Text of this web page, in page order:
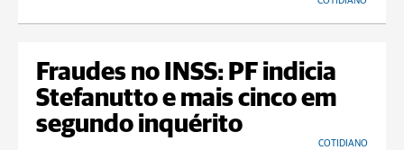
Fraudes no INSS: PF indicia
Stefanutto e mais cinco em
segundo inquérito
COTIDIANO